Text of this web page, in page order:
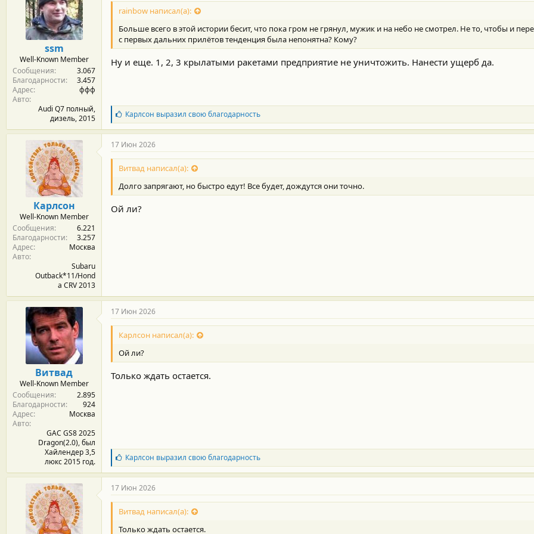
ssm
Well-Known Member
Сообщения
3.067
Благодарности
3.457
Адрес
ффф
Авто
Audi Q7 полный,
дизель, 2015
rainbow написал(а):
Больше всего в этой истории бесит, что пока гром не грянул, мужик и на небо не смотрел. Не то, чтобы и
с первых дальних прилётов тенденция была непонятна? Кому?
Ну и еще. 1, 2, 3 крылатыми ракетами предприятие не уничтожить. Нанести ущерб да.
Б
л
а
г
о
д
а
н
с
Карлсон выразил свою благодарность
Карлсон
Well-Known Member
Сообщения
6.221
Благодарности
3.257
Адрес
Москва
Авто
Subaru
Outback*11/Hond
a CRV 2013
17 Июн 2026
Витвад написал(а):
Долго запрягают, но быстро едут! Все будет, дождутся они точно.
Ой ли?
Витвад
Well-Known Member
Сообщения
2.895
Благодарности
924
Адрес
Москва
Авто
GAC GS8 2025
Dragon(2.0), был
Хайлендер 3,5
люкс 2015 год.
17 Июн 2026
Карлсон написал(а):
Ой ли?
Только ждать остается.
Б
л
а
г
о
д
а
Карлсон выразил свою благодарность
17 Июн 2026
Витвад написал(а):
Только ждать остается.